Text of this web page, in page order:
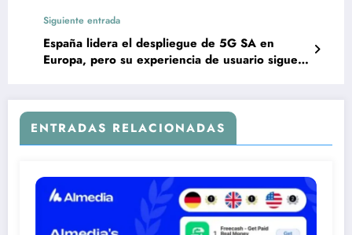
Siguiente entrada
España lidera el despliegue de 5G SA en
Europa, pero su experiencia de usuario sigue
ENTRADAS RELACIONADAS